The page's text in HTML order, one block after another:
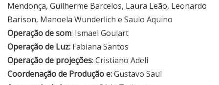
Mendonça, Guilherme Barcelos, Laura Leão, Leonardo
Barison, Manoela Wunderlich e Saulo Aquino
Operação de som: Ismael Goulart
Operação de Luz: Fabiana Santos
Operação de projeções: Cristiano Adeli
Coordenação de Produção e:Gustavo Saul